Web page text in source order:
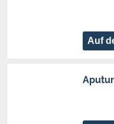
Auf